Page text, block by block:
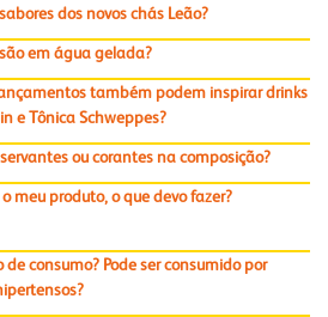
dos novos chás Leão?
em água gelada?
também podem inspirar drinks
e Tônica Schweppes?
ou corantes na composição?
meu produto, o que devo fazer?
consumo? Pode ser consumido por